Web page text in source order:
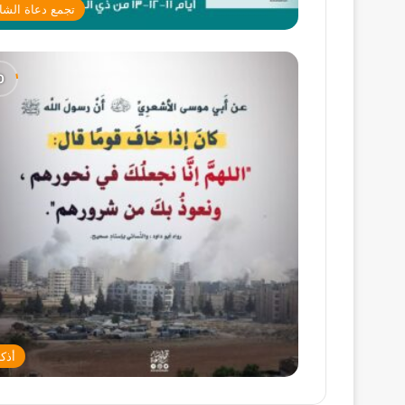
تجمع دعاة